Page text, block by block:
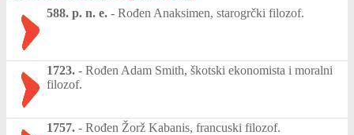
588. p. n. e. - Rođen Anaksimen, starogrčki filozof.
1723. - Rođen Adam Smith, škotski ekonomista i moralni
filozof.
1757. - Rođen Žorž Kabanis, francuski filozof.